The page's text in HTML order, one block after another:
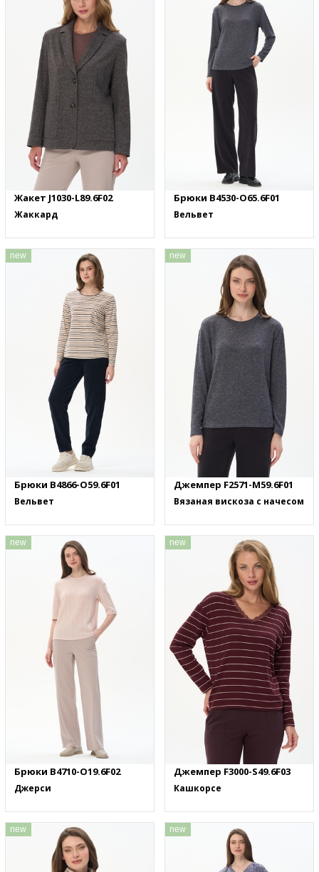
Жакет J1030-L89.6F02
Жаккард
Брюки B4530-O65.6F01
Вельвет
new
Брюки B4866-O59.6F01
Вельвет
new
Джемпер F2571-M59.6F01
Вязаная вискоза с начесом
new
Брюки B4710-O19.6F02
Джерси
new
Джемпер F3000-S49.6F03
Кашкорсе
new new